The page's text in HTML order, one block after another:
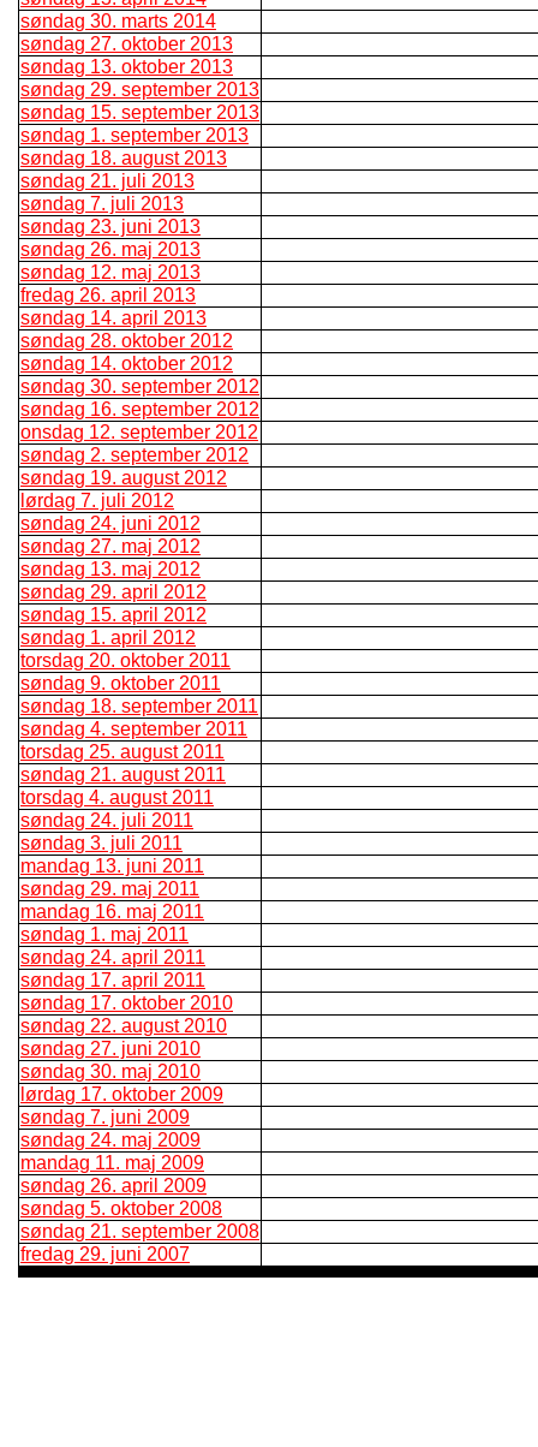
søndag 30. marts 2014
søndag 27. oktober 2013
søndag 13. oktober 2013
søndag 29. september 2013
søndag 15. september 2013
søndag 1. september 2013
søndag 18. august 2013
søndag 21. juli 2013
søndag 7. juli 2013
søndag 23. juni 2013
søndag 26. maj 2013
søndag 12. maj 2013
fredag 26. april 2013
søndag 14. april 2013
søndag 28. oktober 2012
søndag 14. oktober 2012
søndag 30. september 2012
søndag 16. september 2012
onsdag 12. september 2012
søndag 2. september 2012
søndag 19. august 2012
lørdag 7. juli 2012
søndag 24. juni 2012
søndag 27. maj 2012
søndag 13. maj 2012
søndag 29. april 2012
søndag 15. april 2012
søndag 1. april 2012
torsdag 20. oktober 2011
søndag 9. oktober 2011
søndag 18. september 2011
søndag 4. september 2011
torsdag 25. august 2011
søndag 21. august 2011
torsdag 4. august 2011
søndag 24. juli 2011
søndag 3. juli 2011
mandag 13. juni 2011
søndag 29. maj 2011
mandag 16. maj 2011
søndag 1. maj 2011
søndag 24. april 2011
søndag 17. april 2011
søndag 17. oktober 2010
søndag 22. august 2010
søndag 27. juni 2010
søndag 30. maj 2010
lørdag 17. oktober 2009
søndag 7. juni 2009
søndag 24. maj 2009
mandag 11. maj 2009
søndag 26. april 2009
søndag 5. oktober 2008
søndag 21. september 2008
fredag 29. juni 2007